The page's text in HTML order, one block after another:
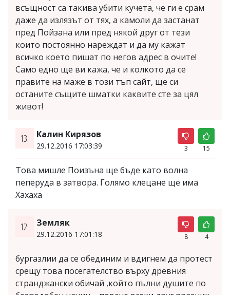
всъщност са такива убити кучета, че ги е срам
даже да излязът от тях, а камоли да застанат
пред Пойзана или пред някой друг от тези
които постоянно нареждат и да му кажат
всичко което пишат по негов адрес в очите!
Само едно ще ви кажа, че и колкото да се
правите на маже в този тъп сайт, ще си
останите същите шматки каквите сте за цял
живот!
13. Калин Кирязов
29.12.2016 17:03:39 3 15
Това мишле Поизъна ще бъде като волна
пеперуда в затвора. Голямо клецане ще има
Хахаха
12. Земляк
29.12.2016 17:01:18 8 4
бургазлии да се обединим и вдигнем да протест
срещу това посегателство върху древния
странджански обичай ,който пълни душите по